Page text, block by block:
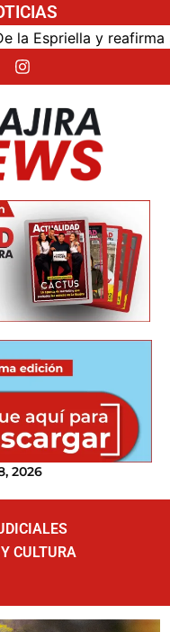
y reafirma su
2026
CULTURA